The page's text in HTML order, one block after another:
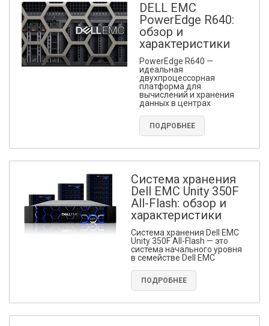
DELL EMC
PowerEdge R640:
обзор и
характеристики
PowerEdge R640 —
идеальная
двухпроцессорная
платформа для
вычислений и хранения
данных в центрах
ПОДРОБНЕЕ
Система хранения
Dell EMC Unity 350F
All-Flash: обзор и
характеристики
Система хранения Dell EMC
Unity 350F All-Flash — это
система начального уровня
в семействе Dell EMC
ПОДРОБНЕЕ